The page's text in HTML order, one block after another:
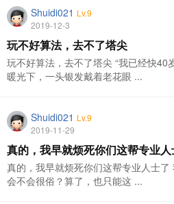
Shuidi021 Lv.9
2019-12-3
玩不好算法，去不了塔尖
玩不好算法，去不了塔尖 “我已经快40
暖光下，一头银发戴着老花眼 ...
Shuidi021 Lv.9
2019-11-29
真的，我早就烦死你们这帮专业人
真的，我早就烦死你们这帮专业人士
会不会很俗？算了，也只能这 ...